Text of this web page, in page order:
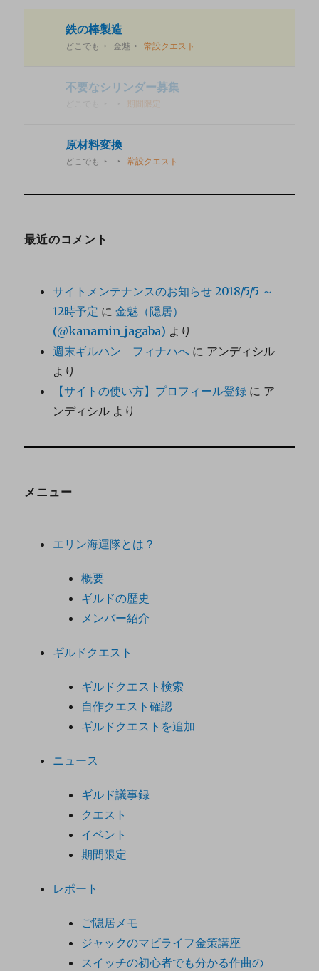
鉄の棒製造
どこでも 金魅 常設クエスト
不要なシリンダー募集
期間限定
原材料変換
どこでも 常設クエスト
最近のコメント
サイトメンテナンスのお知らせ 2018/5/5 ～
12時予定 に金魅（隠居）
(@kanamin_jagaba) より
週末ギルハン フィナハへ に アンディシル
より
【サイトの使い方】プロフィール登録 に ア
ンディシル より
メニュー
エリン海運隊とは？
概要
ギルドの歴史
メンバー紹介
ギルドクエスト
ギルドクエスト検索
自作クエスト確認
ギルドクエストを追加
ニュース
ギルド議事録
クエスト
イベント
期間限定
レポート
ご隠居メモ
ジャックのマビライフ金策講座
スイッチの初心者でも分かる作曲の